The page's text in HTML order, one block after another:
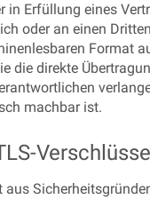
in Erfüllung eines
oder an einen
Format
die direkte
machbar ist.
aus